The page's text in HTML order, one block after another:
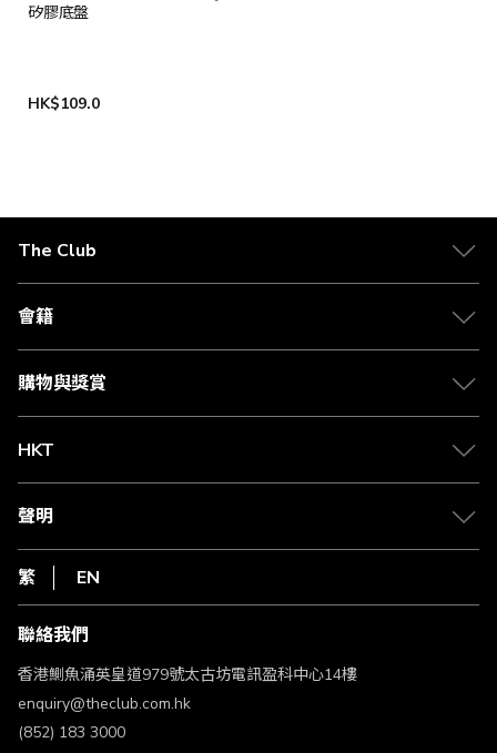
矽膠底盤
HK$109.0
The Club
關於 The Club
合作夥伴
媒體中心
會籍
會籍及專屬禮遇
賺取積分
購物與獎賞
物流與配送
Club Shopping 商品領取站
常見問題
HKT
csl.
1010
HKT
聲明
私隱聲明
使用條款
條款及細則
不歧視及不騷擾聲明
認可牌照及通告
繁 EN
聯絡我們
香港鰂魚涌英皇道979號太古坊電訊盈科中心14樓
enquiry@theclub.com.hk
(852) 183 3000